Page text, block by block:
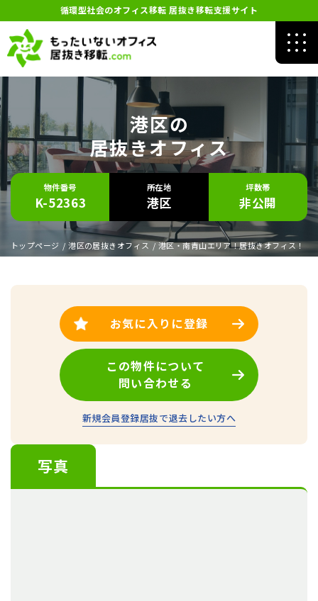
循環型社会のオフィス移転 居抜き移転支援サイト
港区の
居抜きオフィス
物件番号
K-52363
所在地
港区
坪数帯
非公開
トップページ / 港区の居抜きオフィス / 港区・南青山エリア！居抜きオフィス！
写真
お気に入りに登録
この物件について
問い合わせる
新規会員登録居抜で退去したい方へ